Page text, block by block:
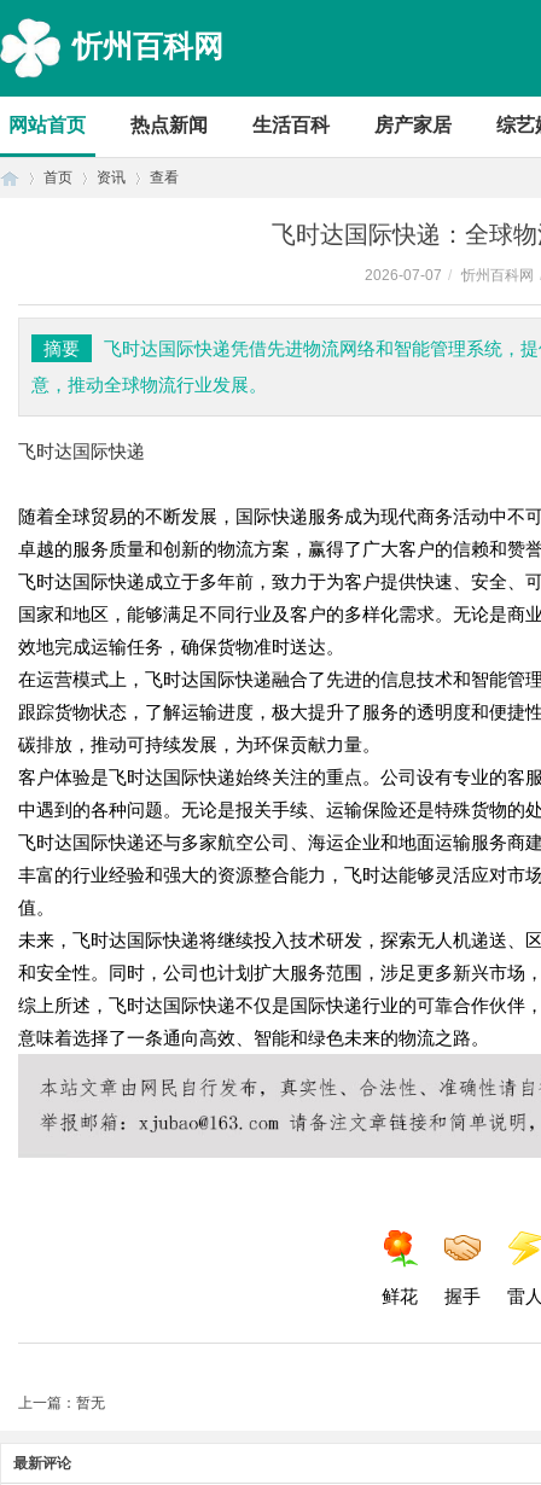
忻州百科网
网站首页 热点新闻 生活百科 房产家居 综艺
首页 资讯 查看
飞时达国际快递：全球
2026-07-07 / 忻州百科网
摘要
飞时达国际快递凭借先进物流网络和智能管理系统，
意，推动全球物流行业发展。
飞时达国际快递
随着全球贸易的不断发展，国际快递服务成为现代商务活动中
卓越的服务质量和创新的物流方案，赢得了广大客户的信赖和赞
飞时达国际快递成立于多年前，致力于为客户提供快速、安全、
国家和地区，能够满足不同行业及客户的多样化需求。无论是
效地完成运输任务，确保货物准时送达。
在运营模式上，飞时达国际快递融合了先进的信息技术和智能管
跟踪货物状态，了解运输进度，极大提升了服务的透明度和便
碳排放，推动可持续发展，为环保贡献力量。
客户体验是飞时达国际快递始终关注的重点。公司设有专业的客
中遇到的各种问题。无论是报关手续、运输保险还是特殊货物的
飞时达国际快递还与多家航空公司、海运企业和地面运输服务商
丰富的行业经验和强大的资源整合能力，飞时达能够灵活应对市
值。
未来，飞时达国际快递将继续投入技术研发，探索无人机递送、
和安全性。同时，公司也计划扩大服务范围，涉足更多新兴市场
综上所述，飞时达国际快递不仅是国际快递行业的可靠合作伙伴
意味着选择了一条通向高效、智能和绿色未来的物流之路。
鲜花 握手 雷
上一篇：暂无
最新评论